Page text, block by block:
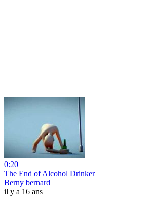
0:20
The End of Alcohol Drinker
Berny bernard
il y a 16 ans